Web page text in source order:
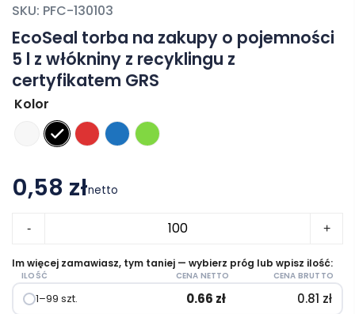
EcoSeal torba na zakupy o pojemności
5 l z włókniny z recyklingu z
certyfikatem GRS
SKU: PFC-130103
Kolor
0,58 złnetto
-
torba
na
zakupy
+
Im więcej zamawiasz, tym taniej — wybierz próg lub wpisz ilość:
ILOŚĆ CENA NETTO CENA BRUTTO
1–99 szt. 0.66 zł 0.81 zł